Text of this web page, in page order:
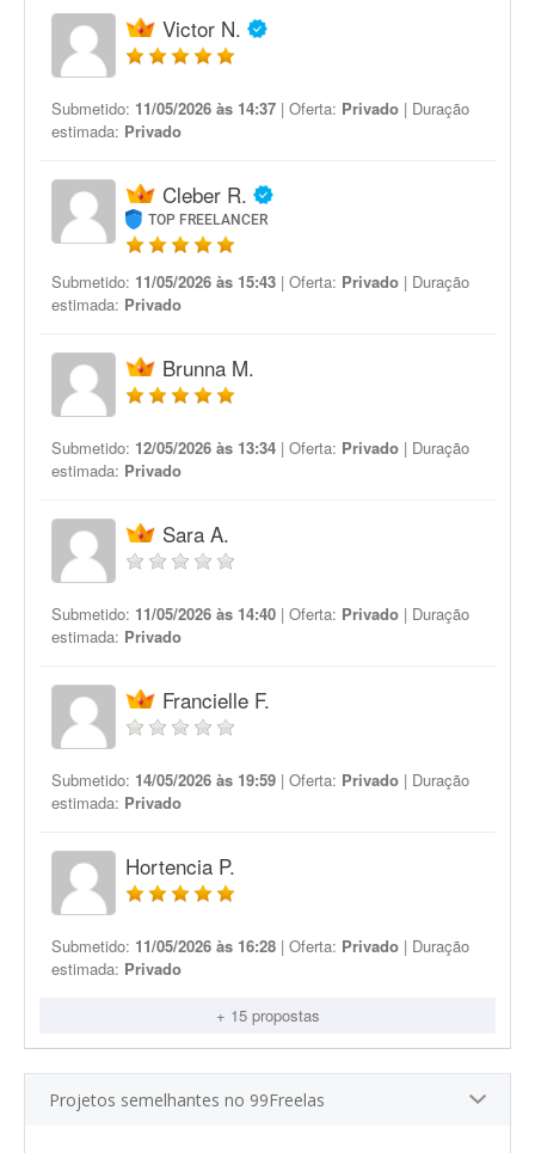
Victor N.
Submetido: 11/05/2026 às 14:37 | Oferta: Privado | Duração
estimada: Privado
Cleber R.
TOP FREELANCER
Submetido: 11/05/2026 às 15:43 | Oferta: Privado | Duração
estimada: Privado
Brunna M.
Submetido: 12/05/2026 às 13:34 | Oferta: Privado | Duração
estimada: Privado
Sara A.
Submetido: 11/05/2026 às 14:40 | Oferta: Privado | Duração
estimada: Privado
Francielle F.
Submetido: 14/05/2026 às 19:59 | Oferta: Privado | Duração
estimada: Privado
Hortencia P.
Submetido: 11/05/2026 às 16:28 | Oferta: Privado | Duração
estimada: Privado
+ 15 propostas
Projetos semelhantes no 99Freelas